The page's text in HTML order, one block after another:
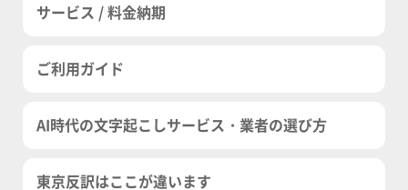
サービス / 料金納期
ご利用ガイド
AI時代の文字起こしサービス・業者の選び方
東京反訳はここが違います